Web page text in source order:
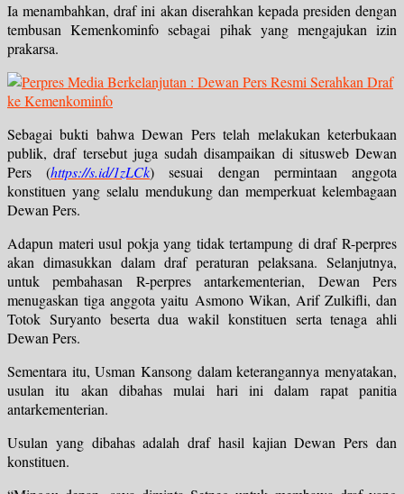
Ia menambahkan, draf ini akan diserahkan kepada presiden dengan
tembusan Kemenkominfo sebagai pihak yang mengajukan izin
prakarsa.
Sebagai bukti bahwa Dewan Pers telah melakukan keterbukaan
publik, draf tersebut juga sudah disampaikan di situsweb Dewan
Pers (https://s.id/1zLCk) sesuai dengan permintaan anggota
konstituen yang selalu mendukung dan memperkuat kelembagaan
Dewan Pers.
Adapun materi usul pokja yang tidak tertampung di draf R-perpres
akan dimasukkan dalam draf peraturan pelaksana. Selanjutnya,
untuk pembahasan R-perpres antarkementerian, Dewan Pers
menugaskan tiga anggota yaitu Asmono Wikan, Arif Zulkifli, dan
Totok Suryanto beserta dua wakil konstituen serta tenaga ahli
Dewan Pers.
Sementara itu, Usman Kansong dalam keterangannya menyatakan,
usulan itu akan dibahas mulai hari ini dalam rapat panitia
antarkementerian.
Usulan yang dibahas adalah draf hasil kajian Dewan Pers dan
konstituen.